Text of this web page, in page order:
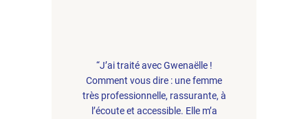
“J’ai traité avec Gwenaëlle !
Comment vous dire : une femme
très professionnelle, rassurante, à
l’écoute et accessible. Elle m’a